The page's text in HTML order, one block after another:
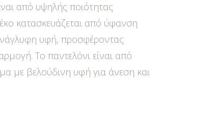
από υψηλής ποιότητας
κατασκευάζεται από ύφανση
υφή, προσφέροντας
Το παντελόνι είναι από
με βελούδινη υφή για άνεση και